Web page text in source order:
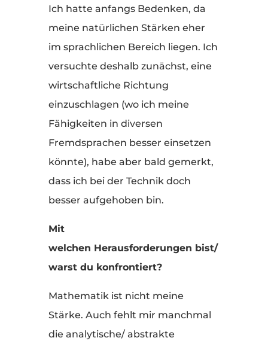
Ich hatte anfangs Bedenken, da
meine natürlichen Stärken eher
im sprachlichen Bereich liegen. Ich
versuchte deshalb zunächst, eine
wirtschaftliche Richtung
einzuschlagen (wo ich meine
Fähigkeiten in diversen
Fremdsprachen besser einsetzen
könnte), habe aber bald gemerkt,
dass ich bei der Technik doch
besser aufgehoben bin.
Mit
welchen Herausforderungen bist/
warst du konfrontiert?
Mathematik ist nicht meine
Stärke. Auch fehlt mir manchmal
die analytische/ abstrakte